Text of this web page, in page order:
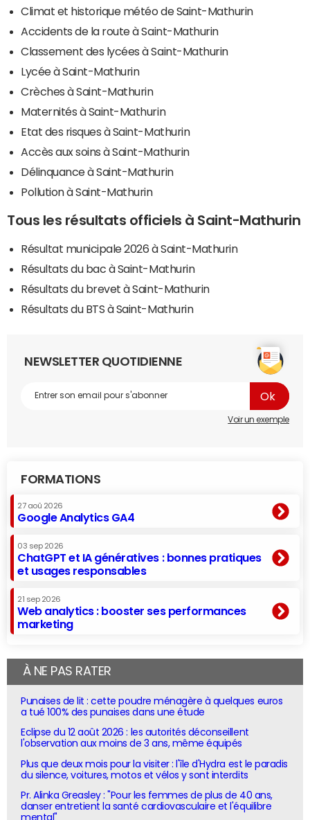
Climat et historique météo de Saint-Mathurin
Accidents de la route à Saint-Mathurin
Classement des lycées à Saint-Mathurin
Lycée à Saint-Mathurin
Crèches à Saint-Mathurin
Maternités à Saint-Mathurin
Etat des risques à Saint-Mathurin
Accès aux soins à Saint-Mathurin
Délinquance à Saint-Mathurin
Pollution à Saint-Mathurin
Tous les résultats officiels à Saint-Mathurin
Résultat municipale 2026 à Saint-Mathurin
Résultats du bac à Saint-Mathurin
Résultats du brevet à Saint-Mathurin
Résultats du BTS à Saint-Mathurin
NEWSLETTER QUOTIDIENNE
Voir un exemple
FORMATIONS
27 aoû 2026
Google Analytics GA4
03 sep 2026
ChatGPT et IA génératives : bonnes pratiques
et usages responsables
21 sep 2026
Web analytics : booster ses performances
marketing
À NE PAS RATER
Punaises de lit : cette poudre ménagère à quelques euros
a tué 100% des punaises dans une étude
Eclipse du 12 août 2026 : les autorités déconseillent
l'observation aux moins de 3 ans, même équipés
Plus que deux mois pour la visiter : l'île d'Hydra est le paradis
du silence, voitures, motos et vélos y sont interdits
Pr. Alinka Greasley : "Pour les femmes de plus de 40 ans,
danser entretient la santé cardiovasculaire et l'équilibre
mental"